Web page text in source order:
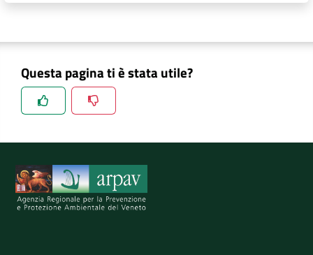
AMBIENTALI
Seguici
Questa pagina ti è stata utile?
Spiegaci perchè, e aiutaci a migliorare il servizio